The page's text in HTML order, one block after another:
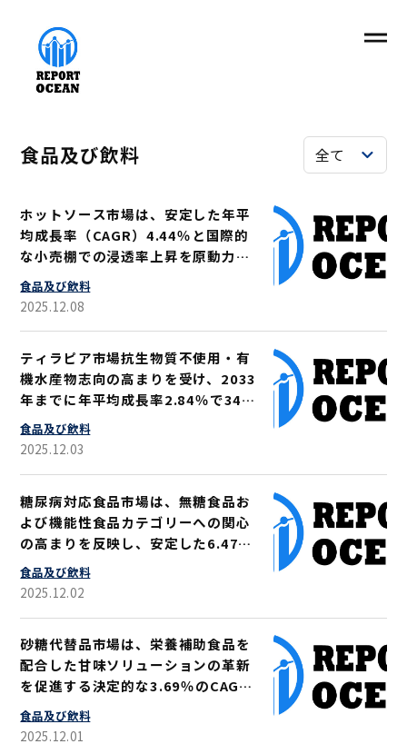
食品及び飲料
ホットソース市場は、安定した年平
均成長率（CAGR）4.44％と国際的
な小売棚での浸透率上昇を原動力
に、2033年までに214億米ドル規模
に拡大すると予測される
食品及び飲料
2025.12.08
ティラピア市場抗生物質不使用・有
機水産物志向の高まりを受け、2033
年までに年平均成長率2.84％で344
億米ドルに達すると予測
食品及び飲料
2025.12.03
糖尿病対応食品市場は、無糖食品お
よび機能性食品カテゴリーへの関心
の高まりを反映し、安定した6.47％
のCAGRで2033年までに516億米ド
ルに達すると予測される
食品及び飲料
2025.12.02
砂糖代替品市場は、栄養補助食品を
配合した甘味ソリューションの革新
を促進する決定的な3.69％のCAGR
に支えられ、2033年までに736億米
ドルに達すると予測される
食品及び飲料
2025.12.01